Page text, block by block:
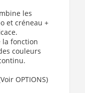
les
et créneau +
la fonction
couleurs
OPTIONS)